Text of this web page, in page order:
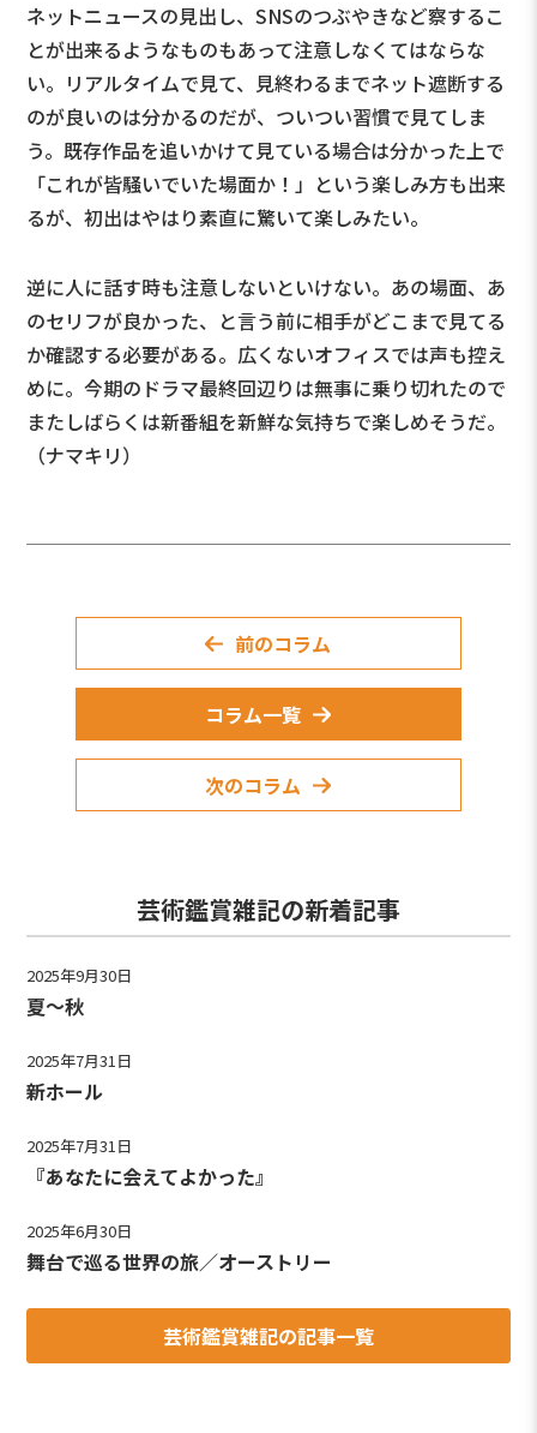
ネットニュースの見出し、SNSのつぶやきなど察するこ
とが出来るようなものもあって注意しなくてはならな
い。リアルタイムで見て、見終わるまでネット遮断する
のが良いのは分かるのだが、ついつい習慣で見てしま
う。既存作品を追いかけて見ている場合は分かった上で
「これが皆騒いでいた場面か！」という楽しみ方も出来
るが、初出はやはり素直に驚いて楽しみたい。
逆に人に話す時も注意しないといけない。あの場面、あ
のセリフが良かった、と言う前に相手がどこまで見てる
か確認する必要がある。広くないオフィスでは声も控え
めに。今期のドラマ最終回辺りは無事に乗り切れたので
またしばらくは新番組を新鮮な気持ちで楽しめそうだ。
（ナマキリ）
前のコラム
コラム一覧
次のコラム
芸術鑑賞雑記の新着記事
2025年9月30日
夏～秋
2025年7月31日
新ホール
2025年7月31日
『あなたに会えてよかった』
2025年6月30日
舞台で巡る世界の旅／オーストリー
芸術鑑賞雑記の記事一覧